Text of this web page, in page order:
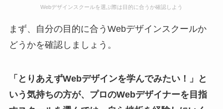
Webデザインスクールを選ぶ際は目的に合うか確認しよう
まず、自分の目的に合うWebデザインスクールか
どうかを確認しましょう。
「とりあえずWebデザインを学んでみたい！」と
いう気持ちの方が、プロのWebデザイナーを目指